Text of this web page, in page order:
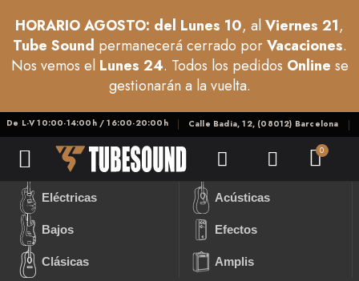
HORARIO AGOSTO: del Lunes 10, alViernes 21,
Tube Sound permanecerá cerrado porVacaciones.
Nos vemos el Lunes 24. Todos los pedidos Online se
gestionarán a la vuelta.
De L-V 10:00-14:00h / 16:00-20:00h Calle Badia, 12, (08012) Barcelona
Eléctricas Acústicas
Bajos Efectos
Clásicas Amplis